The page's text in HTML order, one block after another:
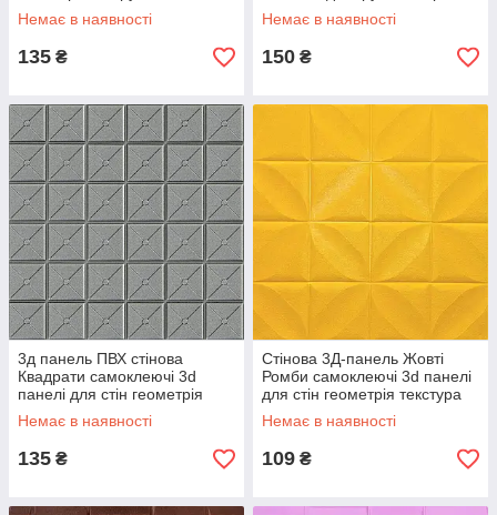
700x700x8мм (118) SW-
00000236
Немає в наявності
135 ₴
текстура 700x700x7мм (168)
SW-00000241
Немає в наявності
150 ₴
3д панель ПВХ стінова
Квадрати самоклеючі 3d
панелі для стін геометрія
текстура 700x700x8мм (177)
SW-00000188
Немає в наявності
135 ₴
Стінова 3Д-панель Жовті
Ромби самоклеючі 3d панелі
для стін геометрія текстура
700x700x8мм (199) SW-
00000638
Немає в наявності
109 ₴